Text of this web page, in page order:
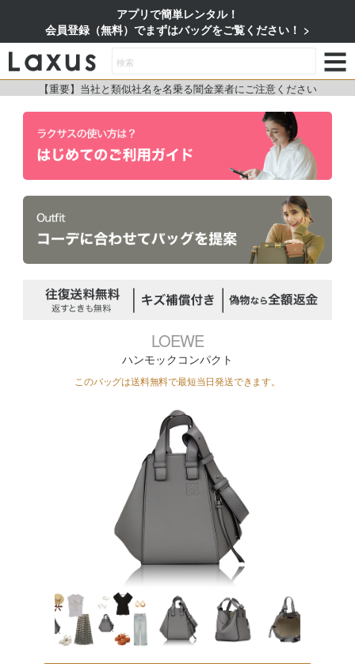
アプリで簡単レンタル！
会員登録（無料）でまずはバッグをご覧ください！
【重要】当社と類似社名を名乗る闇金業者にご注意ください
LOEWE
ハンモックコンパクト
このバッグは送料無料で最短当日発送できます。